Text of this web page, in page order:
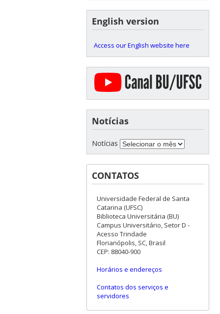
English version
Access our English website here
Notícias
Notícias
CONTATOS
Universidade Federal de Santa
Catarina (UFSC)
Biblioteca Universitária (BU)
Campus Universitário, Setor D -
Acesso Trindade
Florianópolis, SC, Brasil
CEP: 88040-900
Horários e endereços
Contatos dos serviços e
servidores